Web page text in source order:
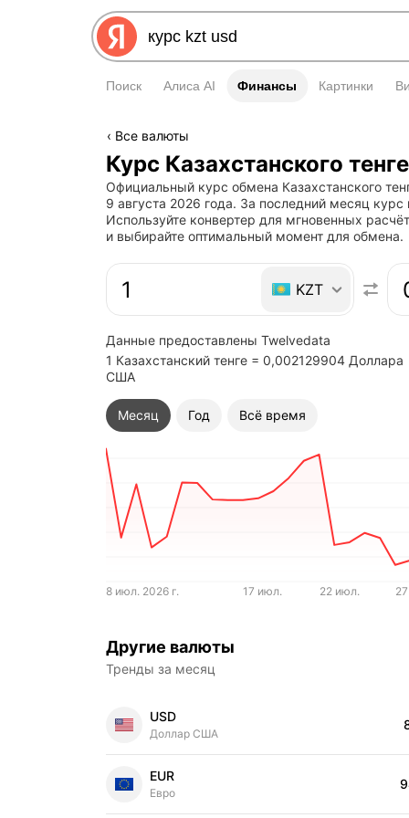
Поиск Алиса AI Финансы
Финансы Картинки
Все валюты
Курс Казахстанского
Официальный курс обмена Казахстанского
9 августа 2026 года. За последний месяц
Используйте конвертер для мгновенных
и выбирайте оптимальный момент для обмена.
Быстрый ответ:
KZT
Данные предоставлены Twelvedata
1 Казахстанский тенге = 0,002129904 Доллара
США
Месяц Год Всё время
8 июл. 2026 г. 17 июл. 22 июл.
Другие валюты
Тренды за месяц
USD
Доллар США
EUR
Евро